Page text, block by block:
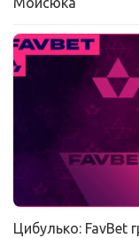
Цибулько: FavBet